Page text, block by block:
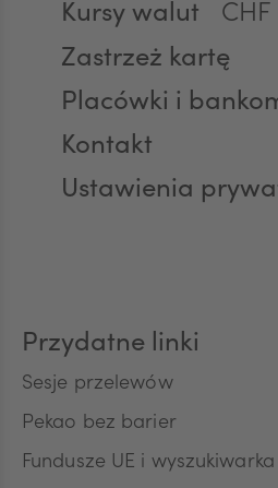
Kursy walut CHF
AED
AUD
JPY
Zastrzeż kartę
Placówki i
Kontakt
Ustawienia
Przydatne linki
Sesje przelewów
Pekao bez barier
Fundusze UE i